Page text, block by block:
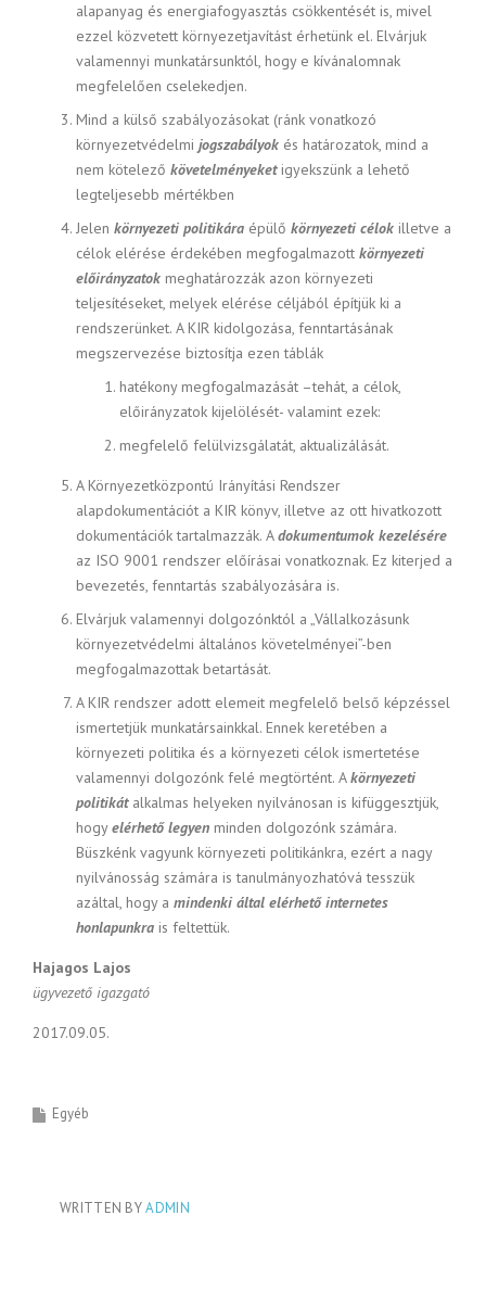
alapanyag és energiafogyasztás csökkentését is, mivel
ezzel közvetett környezetjavítást érhetünk el. Elvárjuk
valamennyi munkatársunktól, hogy e kívánalomnak
megfelelően cselekedjen.
Mind a külső szabályozásokat (ránk vonatkozó
környezetvédelmi jogszabályok és határozatok, mind a
nem kötelező követelményeketigyekszünk a lehető
legteljesebb mértékben
Jelen környezeti politikára épülő környezeti célok illetve a
célok elérése érdekében megfogalmazott környezeti
előirányzatok meghatározzák azon környezeti
teljesítéseket, melyek elérése céljából építjük ki a
rendszerünket. A KIR kidolgozása, fenntartásának
megszervezése biztosítja ezen táblák
hatékony megfogalmazását –tehát, a célok,
előirányzatok kijelölését- valamint ezek:
megfelelő felülvizsgálatát, aktualizálását.
A Környezetközpontú Irányítási Rendszer
alapdokumentációt a KIR könyv, illetve az ott hivatkozott
dokumentációk tartalmazzák. Adokumentumok kezelésére
az ISO 9001 rendszer előírásai vonatkoznak. Ez kiterjed a
bevezetés, fenntartás szabályozására is.
Elvárjuk valamennyi dolgozónktól a „Vállalkozásunk
környezetvédelmi általános követelményei”-ben
megfogalmazottak betartását.
A KIR rendszer adott elemeit megfelelő belső képzéssel
ismertetjük munkatársainkkal. Ennek keretében a
környezeti politika és a környezeti célok ismertetése
valamennyi dolgozónk felé megtörtént. Akörnyezeti
politikátalkalmas helyeken nyilvánosan is kifüggesztjük,
hogyelérhető legyen minden dolgozónk számára.
Büszkénk vagyunk környezeti politikánkra, ezért a nagy
nyilvánosság számára is tanulmányozhatóvá tesszük
azáltal, hogy a mindenki által elérhető internetes
honlapunkra is feltettük.
Hajagos Lajos
ügyvezető igazgató
2017.09.05.
Egyéb
WRITTEN BYADMIN